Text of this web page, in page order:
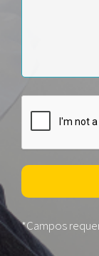
*Campos